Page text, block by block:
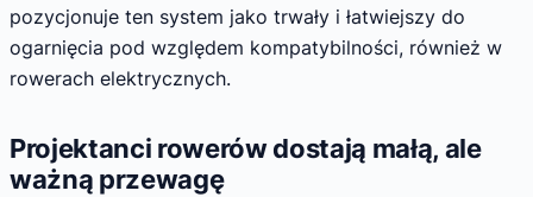
pozycjonuje ten system jako trwały i łatwiejszy do
ogarnięcia pod względem kompatybilności, również w
rowerach elektrycznych.
Projektanci rowerów dostają małą, ale
ważną przewagę